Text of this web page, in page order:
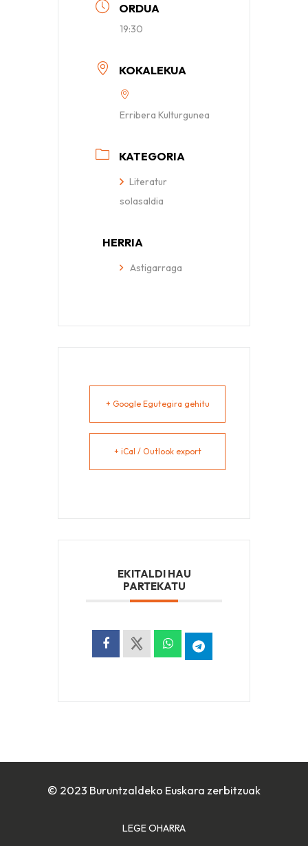
ORDUA
19:30
KOKALEKUA
Erribera Kulturgunea
KATEGORIA
Literatur
solasaldia
HERRIA
Astigarraga
+ Google Egutegira gehitu
+ iCal / Outlook export
EKITALDI HAU
PARTEKATU
© 2023 Buruntzaldeko Euskara zerbitzuak
LEGE OHARRA